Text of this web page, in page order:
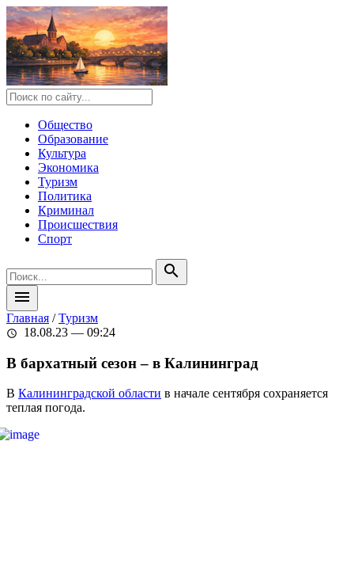
Общество
Образование
Культура
Экономика
Туризм
Политика
Криминал
Происшествия
Спорт
search
menu
Главная /Туризм
schedule 18.08.23 — 09:24
В бархатный сезон – в Калининград
В Калининградской области в начале сентября сохраняется
теплая погода.